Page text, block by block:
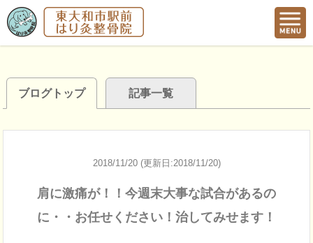
ブログトップ 記事一覧
2018/11/20 (更新日:2018/11/20)
肩に激痛が！！今週末大事な試合があるの
に・・お任せください！治してみせます！